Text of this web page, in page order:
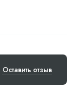
Оставить отзыв